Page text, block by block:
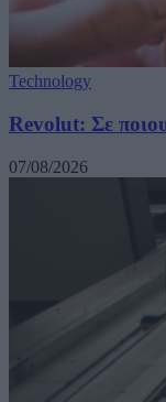
Technology
Revolut: Σε
07/08/2026